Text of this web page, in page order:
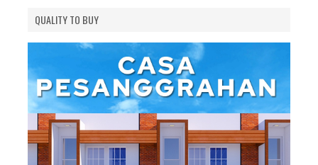
QUALITY TO BUY